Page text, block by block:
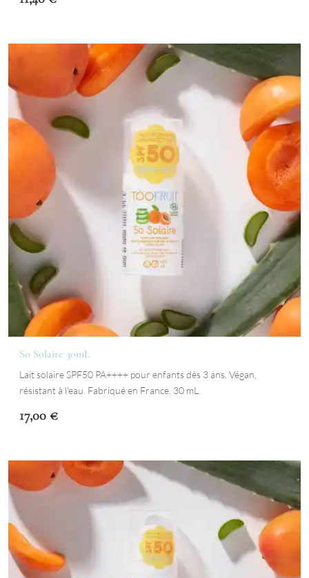
So Solaire 30mL
Lait solaire SPF50 PA++++ pour enfants dès 3 ans. Végan,
résistant à l'eau. Fabriqué en France. 30 mL.
17,00 €